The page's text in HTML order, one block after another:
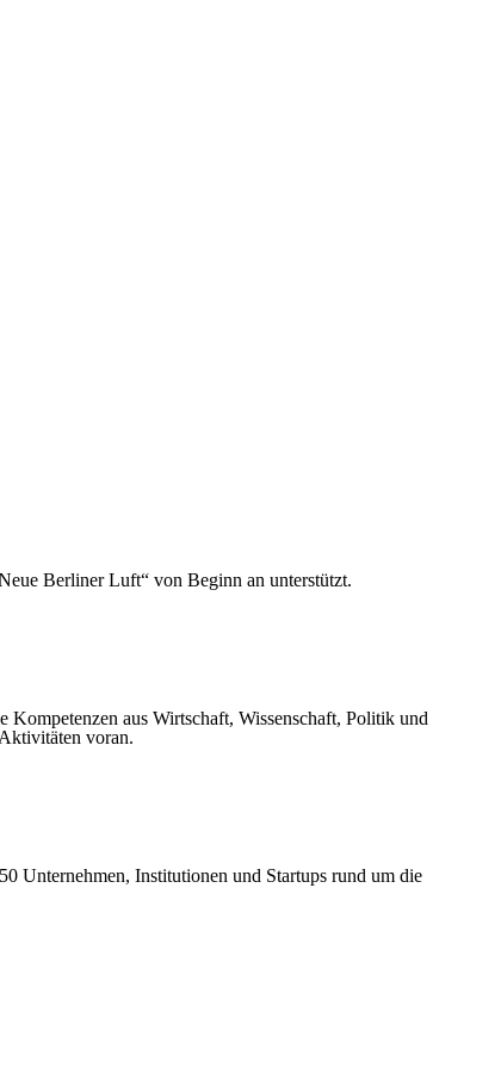
Berliner Luft“ von Beginn an unterstützt.
aus Wirtschaft, Wissenschaft, Politik und
voran.
Unternehmen, Institutionen und Startups rund um die